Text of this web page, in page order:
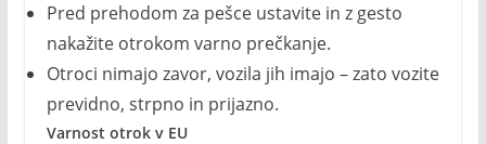
Pred prehodom za pešce ustavite in z gesto
nakažite otrokom varno prečkanje.
Otroci nimajo zavor, vozila jih imajo – zato vozite
previdno, strpno in prijazno.
Varnost otrok v EU